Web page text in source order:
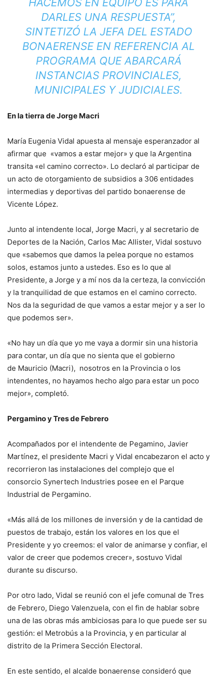
DARLES UNA RESPUESTA”,
SINTETIZÓ LA JEFA DEL ESTADO
BONAERENSE EN REFERENCIA AL
PROGRAMA QUE ABARCARÁ
INSTANCIAS PROVINCIALES,
MUNICIPALES Y JUDICIALES.
En la tierra de Jorge Macri
María Eugenia Vidal apuesta al mensaje esperanzador al
afirmar que «vamos a estar mejor» y que la Argentina
transita «el camino correcto». Lo declaró al participar de
un acto de otorgamiento de subsidios a 306 entidades
intermedias y deportivas del partido bonaerense de
Vicente López.
Junto al intendente local, Jorge Macri, y al secretario de
Deportes de la Nación, Carlos Mac Allister, Vidal sostuvo
que «sabemos que damos la pelea porque no estamos
solos, estamos junto a ustedes. Eso es lo que al
Presidente, a Jorge y a mí nos da la certeza, la convicción
y la tranquilidad de que estamos en el camino correcto.
Nos da la seguridad de que vamos a estar mejor y a ser lo
que podemos ser».
«No hay un día que yo me vaya a dormir sin una historia
para contar, un día que no sienta que el gobierno
de Mauricio (Macri), nosotros en la Provincia o los
intendentes, no hayamos hecho algo para estar un poco
mejor», completó.
Pergamino y Tres de Febrero
Acompañados por el intendente de Pegamino, Javier
Martínez, el presidente Macri y Vidal encabezaron el acto y
recorrieron las instalaciones del complejo que el
consorcio Synertech Industries posee en el Parque
Industrial de Pergamino.
«Más allá de los millones de inversión y de la cantidad de
puestos de trabajo, están los valores en los que el
Presidente y yo creemos: el valor de animarse y confiar, el
valor de creer que podemos crecer», sostuvo Vidal
durante su discurso.
Por otro lado, Vidal se reunió con el jefe comunal de Tres
de Febrero, Diego Valenzuela, con el fin de hablar sobre
una de las obras más ambiciosas para lo que puede ser su
gestión: el Metrobús a la Provincia, y en particular al
distrito de la Primera Sección Electoral.
En este sentido, el alcalde bonaerense consideró que